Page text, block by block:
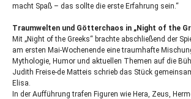
macht Spaß – das sollte die erste Erfahrung sein.“
Traumwelten und Götterchaos in „Night of the
Mit „Night of the Greeks“ brachte abschließend der
am ersten Mai-Wochenende eine traumhafte
Mythologie, Humor und aktuellen Themen auf die
Judith Freise-de Matteis schrieb das Stück
Elisa.
In der Aufführung trafen Figuren wie Hera, Zeus,